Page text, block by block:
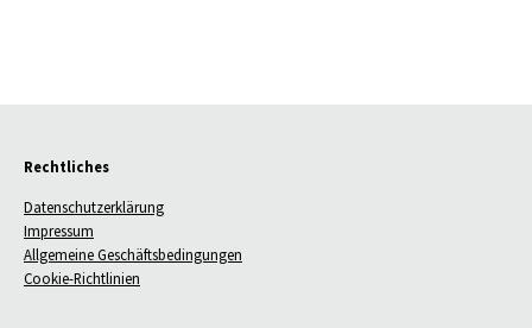
Rechtliches
Datenschutzerklärung
Impressum
Allgemeine Geschäftsbedingungen
Cookie-Richtlinien